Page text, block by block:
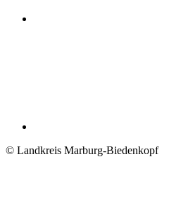
© Landkreis Marburg-Biedenkopf